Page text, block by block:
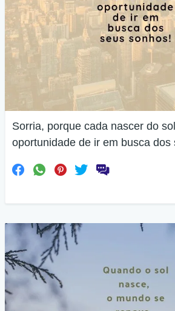
Sorria, porque cada nascer do
oportunidade de ir em busca dos